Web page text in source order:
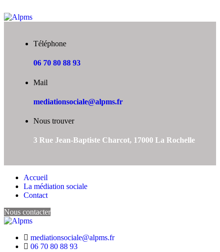
Téléphone
06 70 80 88 93
Mail
mediationsociale@alpms.fr
Nous trouver
3 Rue Jean-Baptiste Charcot, 17000 La Rochelle
Accueil
La médiation sociale
Contact
Nous contacter
mediationsociale@alpms.fr
06 70 80 88 93